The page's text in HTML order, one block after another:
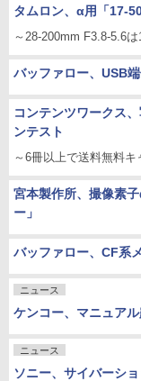
タムロン、α用「17-
～28-200mm F3.8-5.6
バッファロー、USB
コンテンツワークス
ンテスト
～6冊以上で送料無料キ
宮本製作所、撮像素
ー」
バッファロー、CF系
ニュース
ケンコー、マニュア
ニュース
ソニー、サイバーシ